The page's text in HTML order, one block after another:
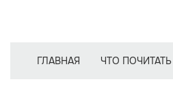
ГЛАВНАЯ ЧТО ПОЧИТАТЬ